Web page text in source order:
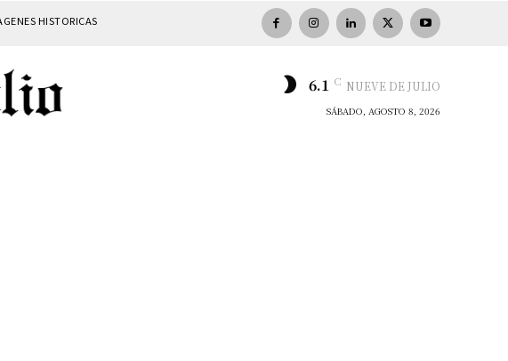
HISTORICAS
6.1 C NUEVE DE JULIO
SÁBADO, AGOSTO 8, 2026